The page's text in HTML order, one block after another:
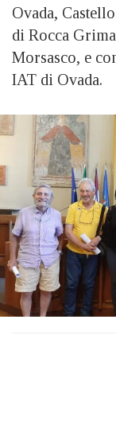
Ovada,
di Rocca
Morsasco, e
IAT di Ovada.